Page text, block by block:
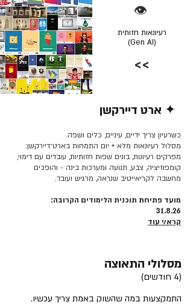
👁️
רעיונאות חזותית
(Gen AI)
>>
✦ ארט דיירקשן
כשרעיון צריך ידיים, עיניים, כלים ושפה.
מסלול רעיונאות מלא + יום התמחות בארט־דיירקשן:
מפרקים רעיונות, בונים שפות חזותיות, עובדים עם דימוי,
קומפוזיציה, צבע, תנועה ומערכות בינה - והופכים
מחשבה לקריאייטיב שנראה, מרגיש ועובד.
מועד פתיחת תוכנית הלימודים הקרובה:
31.8.26
קרא/י עוד
מסלולי התאוצה
(4 חודשים)
התמקצעות במה שהשוק באמת צריך עכשיו.